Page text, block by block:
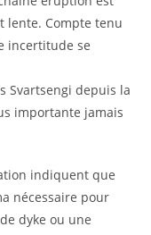
lente. Compte tenu
incertitude se
Svartsengi depuis la
importante jamais
indiquent que
nécessaire pour
dyke ou une